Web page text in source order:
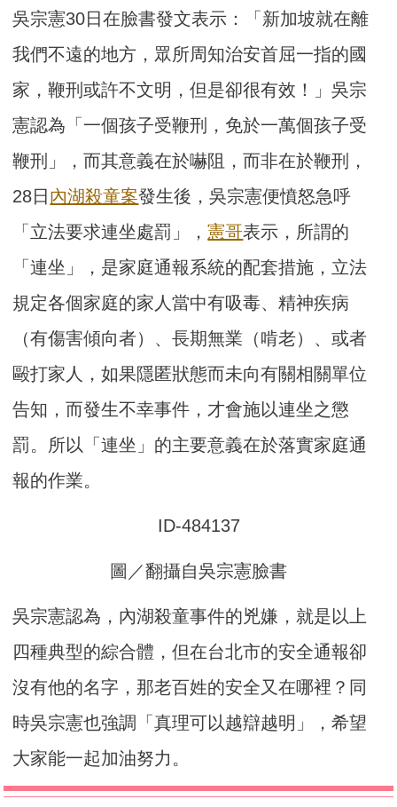
吳宗憲30日在臉書發文表示：「新加坡就在離
我們不遠的地方，眾所周知治安首屈一指的國
家，鞭刑或許不文明，但是卻很有效！」吳宗
憲認為「一個孩子受鞭刑，免於一萬個孩子受
鞭刑」，而其意義在於嚇阻，而非在於鞭刑，
28日 內湖殺童案發生後，吳宗憲便憤怒急呼
「立法要求連坐處罰」，憲哥表示，所謂的
「連坐」，是家庭通報系統的配套措施，立法
規定各個家庭的家人當中有吸毒、精神疾病
（有傷害傾向者）、長期無業（啃老）、或者
毆打家人，如果隱匿狀態而未向有關相關單位
告知，而發生不幸事件，才會施以連坐之懲
罰。所以「連坐」的主要意義在於落實家庭通
報的作業。
圖／翻攝自吳宗憲臉書
吳宗憲認為，內湖殺童事件的兇嫌，就是以上
四種典型的綜合體，但在台北市的安全通報卻
沒有他的名字，那老百姓的安全又在哪裡？同
時吳宗憲也強調「真理可以越辯越明」，希望
大家能一起加油努力。